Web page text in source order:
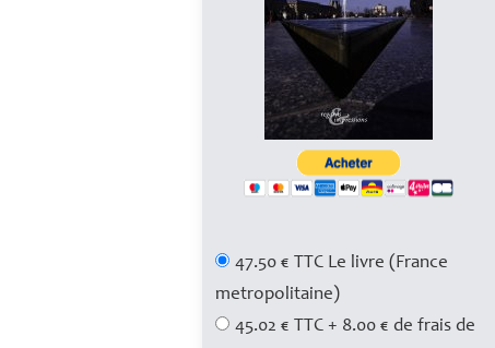
47.50 € TTC Le livre (France
metropolitaine)
45.02 € TTC + 8.00 € de frais de